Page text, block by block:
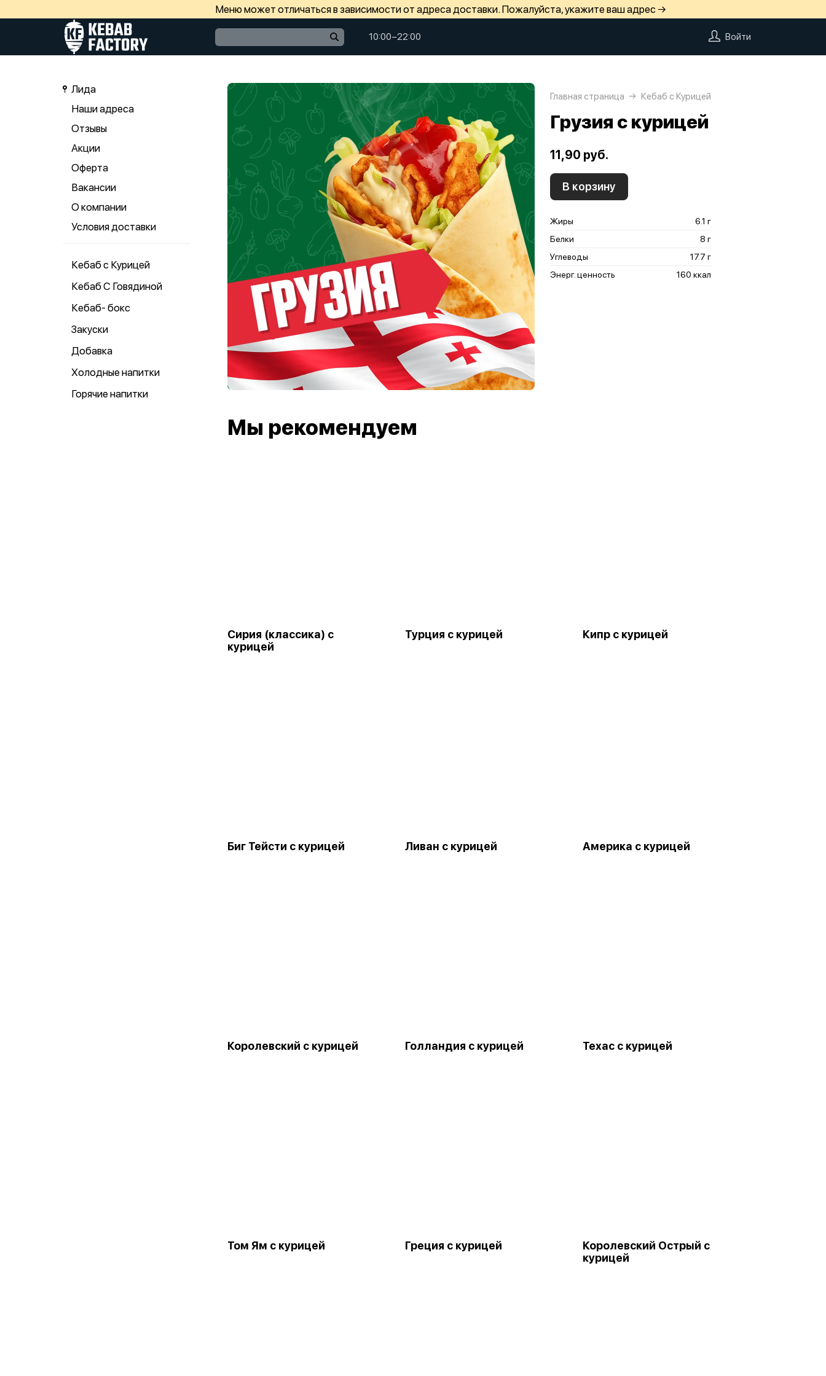
Меню может отличаться в зависимости от адреса доставки. Пожалуйста, укажите ваш адрес →
10:00−22:00 Войти
Лида
Наши адреса
Отзывы
Акции
Оферта
Вакансии
О компании
Условия доставки
Кебаб с Курицей
Кебаб С Говядиной
Кебаб- бокс
Закуски
Добавка
Холодные напитки
Горячие напитки
Главная страница Кебаб с Курицей
Грузия с курицей
11,90 руб.
В корзину
Жиры
6.1 г
Белки
8 г
Углеводы
17.7 г
Энерг. ценность
160 ккал
Мы рекомендуем
Сирия (классика) с
курицей
Турция с курицей Кипр с курицей
Биг Тейсти с курицей Ливан с курицей Америка с курицей
Королевский с курицей Голландия с курицей Техас с курицей
Том Ям с курицей Греция с курицей
Королевский Острый с
курицей